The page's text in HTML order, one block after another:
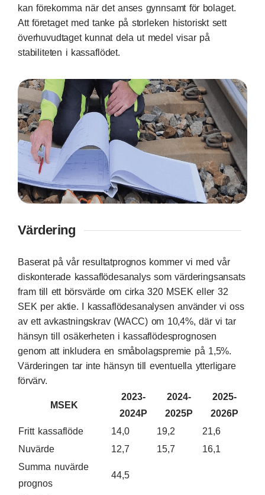
kan förekomma när det anses gynnsamt för bolaget.
Att företaget med tanke på storleken historiskt sett
överhuvudtaget kunnat dela ut medel visar på
stabiliteten i kassaflödet.
Värdering
Baserat på vår resultatprognos kommer vi med vår
diskonterade kassaflödesanalys som värderingsansats
fram till ett börsvärde om cirka 320 MSEK eller 32
SEK per aktie. I kassaflödesanalysen använder vi oss
av ett avkastningskrav (WACC) om 10,4%, där vi tar
hänsyn till osäkerheten i kassaflödesprognosen
genom att inkludera en småbolagspremie på 1,5%.
Värderingen tar inte hänsyn till eventuella ytterligare
förvärv.
MSEK
2023-
2024P
2024-
2025P
2025-
2026P
Fritt kassaflöde
14,0 19,2
21,6
Nuvärde
12,7 15,7
16,1
Summa nuvärde
prognos
44,5